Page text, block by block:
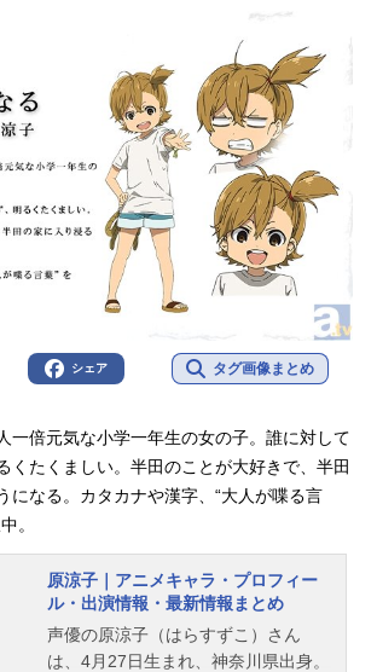
シェア タグ画像まとめ
一倍元気な小学一年生の女の子。誰に対して
くたくましい。半田のことが大好きで、半田
になる。カタカナや漢字、“大人が喋る言
。
原涼子｜アニメキャラ・プロフィー
ル・出演情報・最新情報まとめ
声優の原涼子（はらすずこ）さん
は、4月27日生まれ、神奈川県出身。